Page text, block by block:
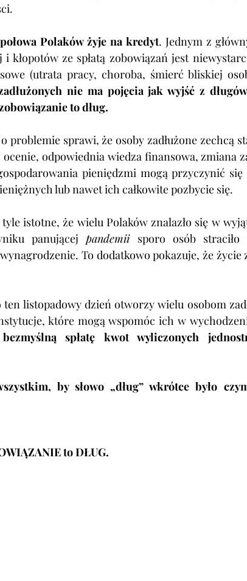
Polaków żyje na kredyt. Jednym z
kłopotów ze spłatą zobowiązań jest
(utrata pracy, choroba, śmierć bliskiej
nie ma pojęcia jak wyjść z
to dług.
problemie sprawi, że osoby zadłużone zechcą
ocenie, odpowiednia wiedza finansowa, zmiana
pieniędzmi mogą przyczynić
lub nawet ich całkowite pozbycie się.
tyle istotne, że wielu Polaków znalazło się w
panującej pandemii sporo osób straciło
To dodatkowo pokazuje, że życie
listopadowy dzień otworzy wielu osobom
spłatę kwot wyliczonych
by słowo „dług” wkrótce było
to DŁUG.